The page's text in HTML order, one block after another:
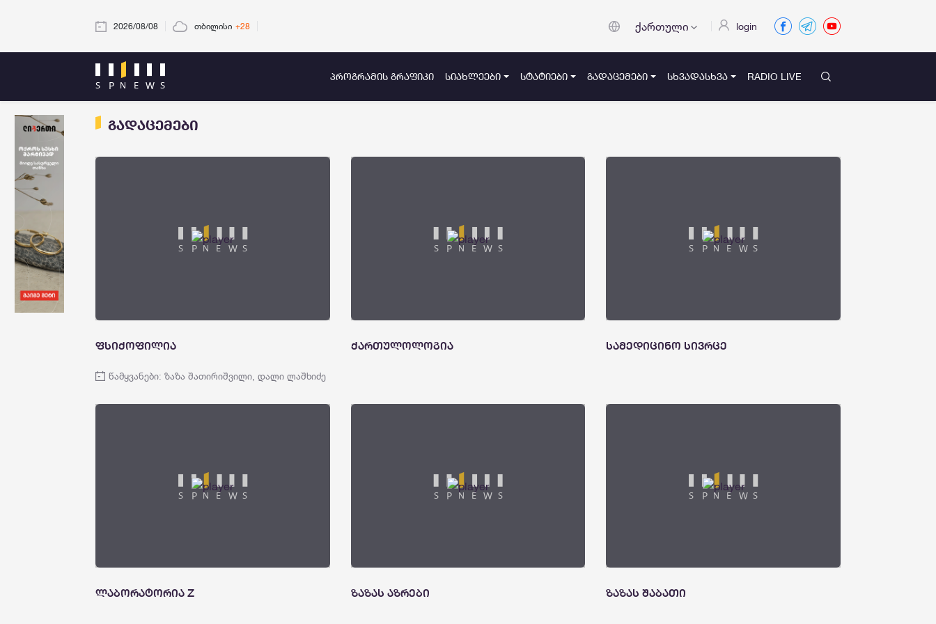
2026/08/08 თბილისი +28 ქართული login
ᲞᲠᲝᲒᲠᲐᲛᲘᲡ ᲒᲠᲐᲤᲘᲙᲘ ᲡᲘᲐᲮᲚᲔᲔᲑᲘ ᲡᲢᲐᲢᲘᲔᲑᲘ ᲒᲐᲓᲐᲪᲔᲛᲔᲑᲘ ᲡᲮᲕᲐᲓᲐᲡᲮᲕᲐ RADIO LIVE
გადაცემები
ფსიქოფილია
წამყვანები: ზაზა შათირიშვილი, დალი ლაშხიძე
ქართულოლოგია სამედიცინო სივრცე
ლაბორატორია Z ზაზას აზრები ზაზას შაბათი